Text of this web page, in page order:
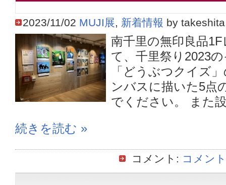
2023/11/02 MUJI展, 新着情報 by takeshita
南千里の無印良品
て、千里祭り2023
「どうぶつクイズ
ンバスに描いた5点
でください。 また
続きを読む »
コメント: コメン